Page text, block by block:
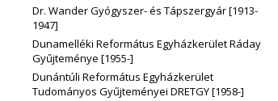
Dr. Wander Gyógyszer- és Tápszergyár [1913-
1947]
Dunamelléki Református Egyházkerület Ráday
Gyűjteménye [1955-]
Dunántúli Református Egyházkerület
Tudományos Gyűjteményei DRETGY [1958-]